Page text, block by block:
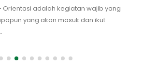
Orientasi adalah kegiatan wajib yang
yang akan masuk dan ikut